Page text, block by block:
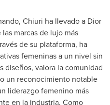
Chiuri ha llevado a Dior
marcas de lujo más
de su plataforma, ha
femeninas a un nivel sin
diseños, valora la comunidad
un reconocimiento notable
liderazgo femenino más
en la industria. Como